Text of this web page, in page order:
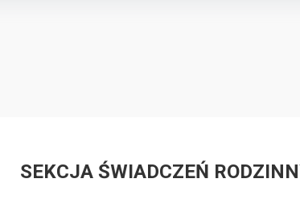
SEKCJA ŚWIADCZEŃ